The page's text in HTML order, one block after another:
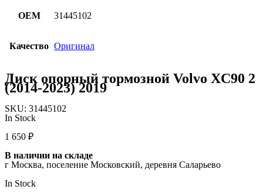
OEM 31445102
Качество Оригинал
Диск опорный тормозной Volvo XC90 2
(2014-2023) 2019
SKU: 31445102
In Stock
1 650 ₽
В наличии на складе
г Москва, поселение Московский, деревня Саларьево
In Stock